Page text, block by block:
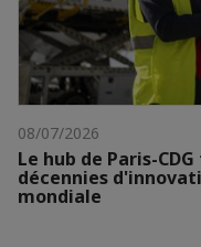
08/07/2026
Le hub de Paris-
décennies
mondiale